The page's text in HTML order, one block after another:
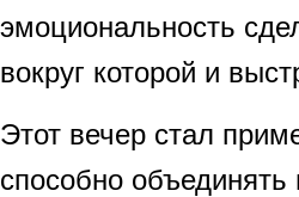
эмоциональность
вокруг которой и
Этот вечер стал
способно объединять